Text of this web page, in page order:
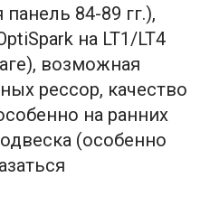
84-89 гг.),
на LT1/LT4
возможная
рессор, качество
на ранних
(особенно